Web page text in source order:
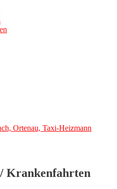
Krankenfahrten